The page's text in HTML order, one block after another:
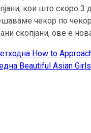
кои што скоро
чекор по
скопјани, ове е
How to
Beautiful Asian Girls